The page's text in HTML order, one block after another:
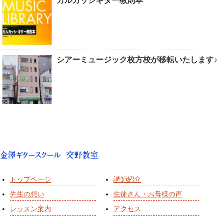
シアーミュージック枚方校が移転いたします♪
トップページ
先生の想い
レッスン案内
講師紹介
生徒さん・お母様の声
アクセス